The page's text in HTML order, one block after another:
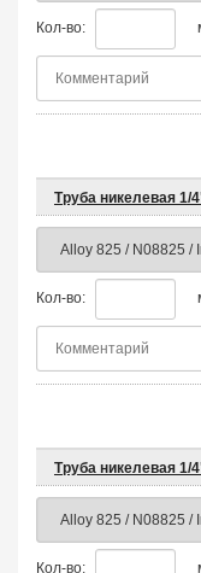
Кол-во:
Труба никелевая 1/
Кол-во:
Труба никелевая 1/
Кол-во: